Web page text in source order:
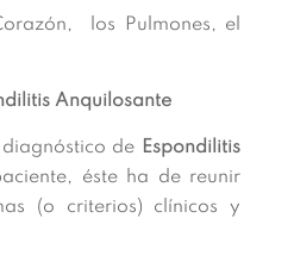
los Pulmones, el
Anquilosante
de Espondilitis
éste ha de reunir
(o criterios) clínicos y